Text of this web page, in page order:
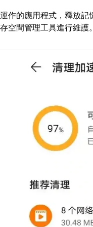
作的應用程式，釋放記
空間管理工具進行維護。